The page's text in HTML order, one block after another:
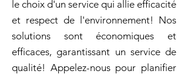
le choix d'un service qui allie efficacité
et respect de l'environnement! Nos
solutions sont économiques et
efficaces, garantissant un service de
qualité! Appelez-nous pour planifier